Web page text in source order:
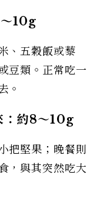
～10g
、五穀飯或藜
豆類。正常吃一
。
：約8～10g
把堅果；晚餐則
，與其突然吃大